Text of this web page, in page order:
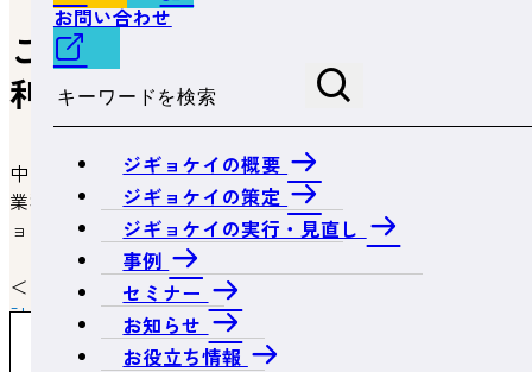
お問い合わせ
サイト内検索
ジギョケイの概要
ジギョケイの策定
ジギョケイの実行・見直し
事例
セミナー
お知らせ
お役立ち情報
これらの支援措置は業種問わず
利用することは可能ですか。
中小企業防災・減災投資促進税制自体については、特に
業種の限定はありません。（事業継続力強化計画（ジギ
ョケイ）の認定を受けていることが必要です。）
＜関連ページ＞
計画策定・申請のメリット
よくあるご質問一覧へ戻る